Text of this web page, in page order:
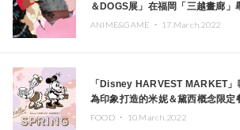
＆DOGS展」在福岡「三越畫廊」
ANIME&GAME ・ 17.March.2022
「Disney HARVEST MARKET
為印象打造的米妮＆黛西概念限定
FOOD ・ 10.March.2022